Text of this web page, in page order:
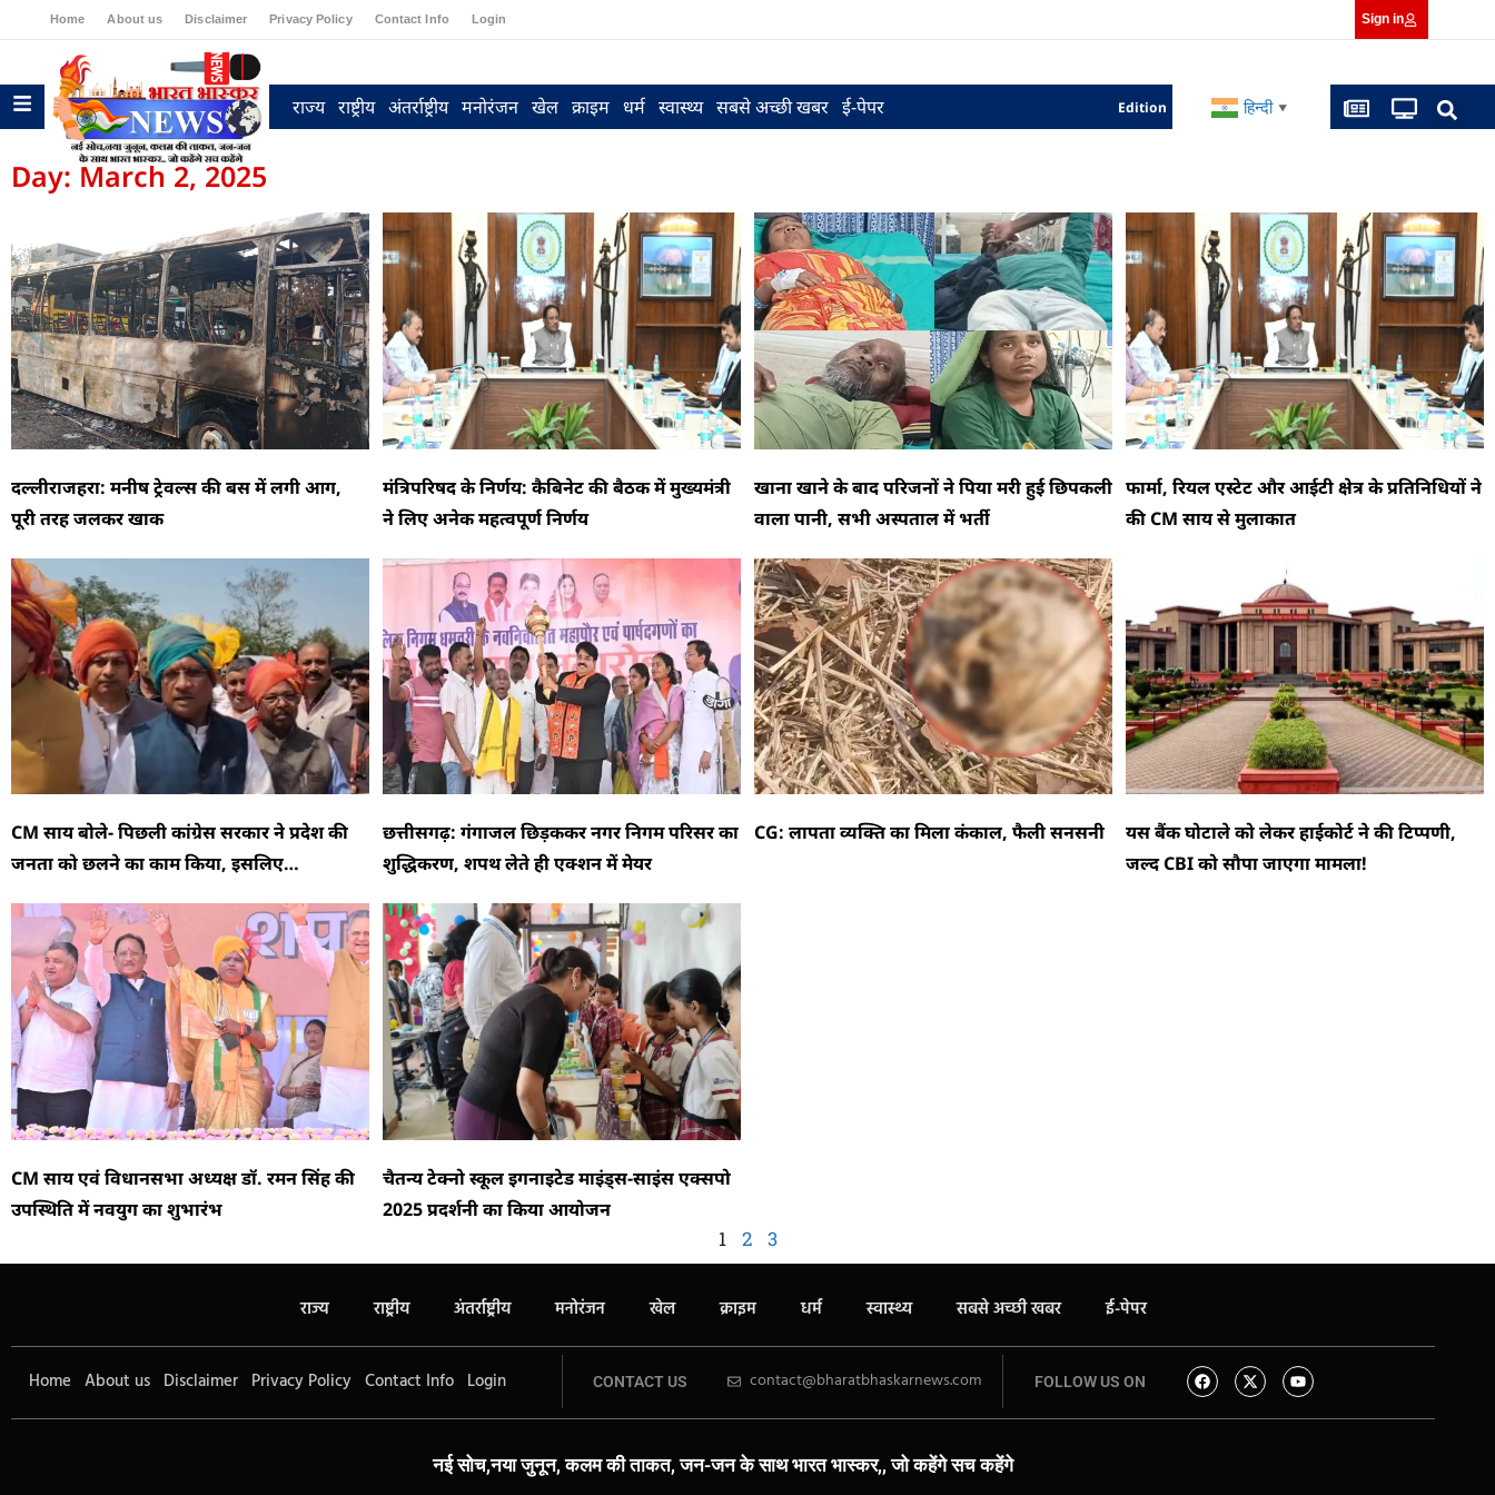
Home About us Disclaimer Privacy Policy Contact Info Login Sign in
राज्य राष्ट्रीय अंतर्राष्ट्रीय मनोरंजन खेल क्राइम धर्म स्वास्थ्य सबसे अच्छी खबर ई-पेपर Edition हिन्दी ▼
Day: March 2, 2025
दल्लीराजहरा: मनीष ट्रेवल्स की बस में लगी आग,
पूरी तरह जलकर खाक
मंत्रिपरिषद के निर्णय: कैबिनेट की बैठक में मुख्यमंत्री
ने लिए अनेक महत्वपूर्ण निर्णय
खाना खाने के बाद परिजनों ने पिया मरी हुई छिपकली
वाला पानी, सभी अस्पताल में भर्ती
फार्मा, रियल एस्टेट और आईटी क्षेत्र के प्रतिनिधियों ने
की CM साय से मुलाकात
CM साय बोले- पिछली कांग्रेस सरकार ने प्रदेश की
जनता को छलने का काम किया, इसलिए…
छत्तीसगढ़: गंगाजल छिड़ककर नगर निगम परिसर का
शुद्धिकरण, शपथ लेते ही एक्शन में मेयर
CG: लापता व्यक्ति का मिला कंकाल, फैली सनसनी
यस बैंक घोटाले को लेकर हाईकोर्ट ने की टिप्पणी,
जल्द CBI को सौपा जाएगा मामला!
CM साय एवं विधानसभा अध्यक्ष डॉ. रमन सिंह की
उपस्थिति में नवयुग का शुभारंभ
चैतन्य टेक्नो स्कूल इगनाइटेड माइंड्स-साइंस एक्सपो
2025 प्रदर्शनी का किया आयोजन
1 2 3
राज्य राष्ट्रीय अंतर्राष्ट्रीय मनोरंजन खेल क्राइम धर्म स्वास्थ्य सबसे अच्छी खबर ई-पेपर
Home About us Disclaimer Privacy Policy Contact Info Login CONTACT US contact@bharatbhaskarnews.com FOLLOW US ON
नई सोच,नया जुनून, कलम की ताकत, जन-जन के साथ भारत भास्कर,, जो कहेंगे सच कहेंगे